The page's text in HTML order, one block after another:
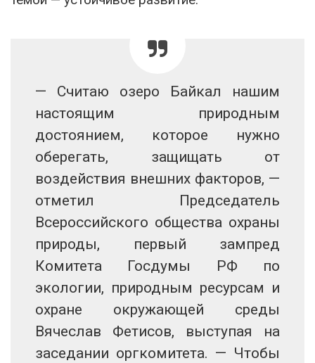
— Считаю озеро Байкал нашим
настоящим природным
достоянием, которое нужно
оберегать, защищать от
воздействия внешних факторов, —
отметил Председатель
Всероссийского общества охраны
природы, первый зампред
Комитета Госдумы РФ по
экологии, природным ресурсам и
охране окружающей среды
Вячеслав Фетисов, выступая на
заседании оргкомитета. — Чтобы